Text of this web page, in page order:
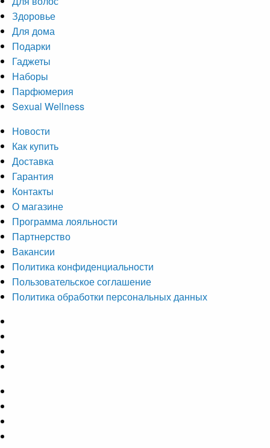
Здоровье
Для дома
Подарки
Гаджеты
Наборы
Парфюмерия
Sexual Wellness
Новости
Как купить
Доставка
Гарантия
Контакты
О магазине
Программа лояльности
Партнерство
Вакансии
Политика конфиденциальности
Пользовательское соглашение
Политика обработки персональных данных